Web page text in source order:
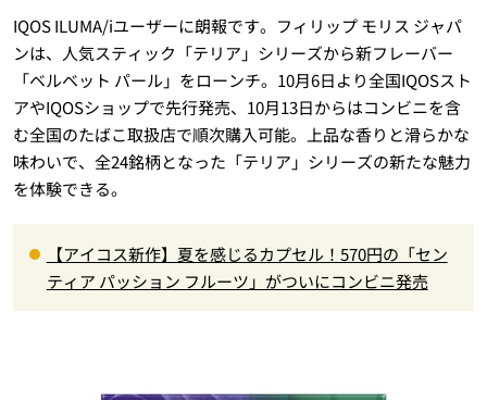
IQOS ILUMA/iユーザーに朗報です。フィリップ モリス ジャパ
ンは、人気スティック「テリア」シリーズから新フレーバー
「ベルベット パール」をローンチ。10月6日より全国IQOSスト
アやIQOSショップで先行発売、10月13日からはコンビニを含
む全国のたばこ取扱店で順次購入可能。上品な香りと滑らかな
味わいで、全24銘柄となった「テリア」シリーズの新たな魅力
を体験できる。
【アイコス新作】夏を感じるカプセル！570円の「セン
ティア パッション フルーツ」がついにコンビニ発売